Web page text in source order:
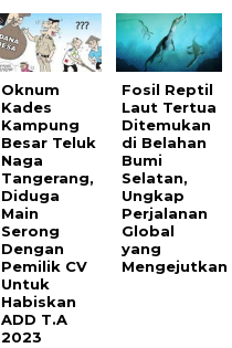
Oknum
Kades
Kampung
Besar Teluk
Naga
Tangerang,
Diduga
Main
Serong
Dengan
Pemilik CV
Untuk
Habiskan
ADD T.A
2023
Fosil Reptil
Laut Tertua
Ditemukan
di Belahan
Bumi
Selatan,
Ungkap
Perjalanan
Global
yang
Mengejutkan